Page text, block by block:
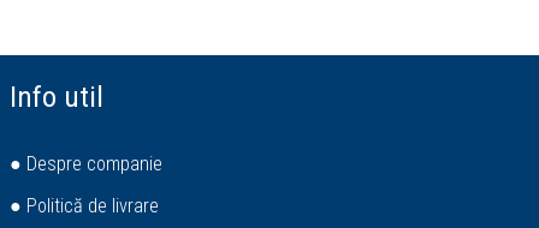
Info util
● Despre companie
● Politică de livrare